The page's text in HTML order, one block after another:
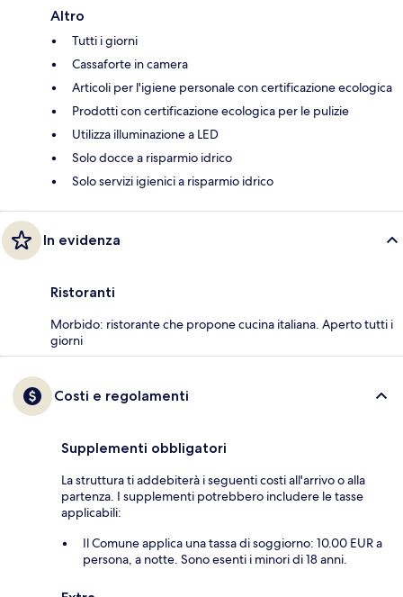
Altro
Tutti i giorni
Cassaforte in camera
Articoli per l'igiene personale con certificazione ecologica
Prodotti con certificazione ecologica per le pulizie
Utilizza illuminazione a LED
Solo docce a risparmio idrico
Solo servizi igienici a risparmio idrico
In evidenza
Ristoranti
Morbido: ristorante che propone cucina italiana. Aperto tutti i
giorni
Costi e regolamenti
Supplementi obbligatori
La struttura ti addebiterà i seguenti costi all'arrivo o alla
partenza. I supplementi potrebbero includere le tasse
applicabili:
Il Comune applica una tassa di soggiorno: 10.00 EUR a
persona, a notte. Sono esenti i minori di 18 anni.